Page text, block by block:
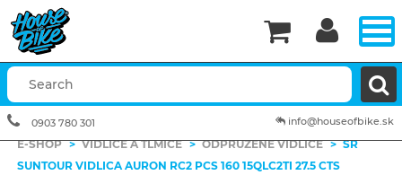
E-SHOP > VIDLICE A TLMIČE > ODPRUŽENÉ VIDLICE > SR
SUNTOUR VIDLICA AURON RC2 PCS 160 15QLC2TI 27.5 CTS


info@houseofbike.sk
0903 780 301